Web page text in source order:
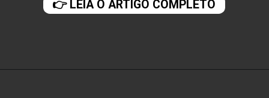
👉 LEIA O ARTIGO COMPLETO